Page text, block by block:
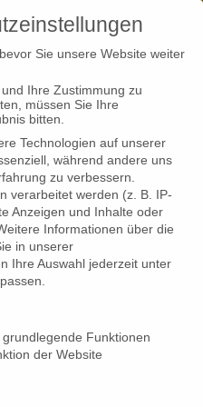
nehmen. Der
ein gewerbliches Risiko sieht
Urteil das Landgericht
einer Druckerei seinen
seinen Job aufgeben. Doch
Sie unsere Website weiter
Ihre Zustimmung zu
müssen Sie Ihre
bitten.
Technologien auf unserer
während andere uns
zu verbessern.
verarbeitet werden (z. B. IP-
Anzeigen und Inhalte oder
Informationen über die
in unserer
Ihre Auswahl jederzeit unter
Funktionen
der Website